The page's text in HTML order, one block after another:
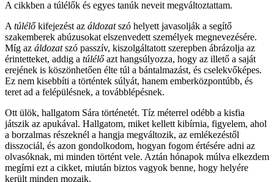
A cikkben a túlélők és egyes tanúk neveit megváltoztattam.
A túlélőkifejezést az áldozatszó helyett javasolják a segítő
szakemberek abúzusokat elszenvedett személyek megnevezésére.
Míg az áldozatszó passzív, kiszolgáltatott szerepben ábrázolja az
érintetteket, addig a túlélőazt hangsúlyozza, hogy az illető a saját
erejének is köszönhetően élte túl a bántalmazást, és cselekvőképes.
Ez nem kisebbíti a történtek súlyát, hanem emberközpontúbb, és
teret ad a felépülésnek, a továbblépésnek.
Ott ülök, hallgatom Sára történetét. Tíz méterrel odébb a kisfia
játszik az apukával. Hallgatom, miket kellett kibírnia, figyelem, ahol
a borzalmas részeknél a hangja megváltozik, az emlékezéstől
disszociál, és azon gondolkodom, hogyan fogom értésére adni az
olvasóknak, mi minden történt vele. Aztán hónapok múlva elkezdem
megírni ezt a cikket, miután biztos vagyok benne, hogy helyére
került minden mozaik.